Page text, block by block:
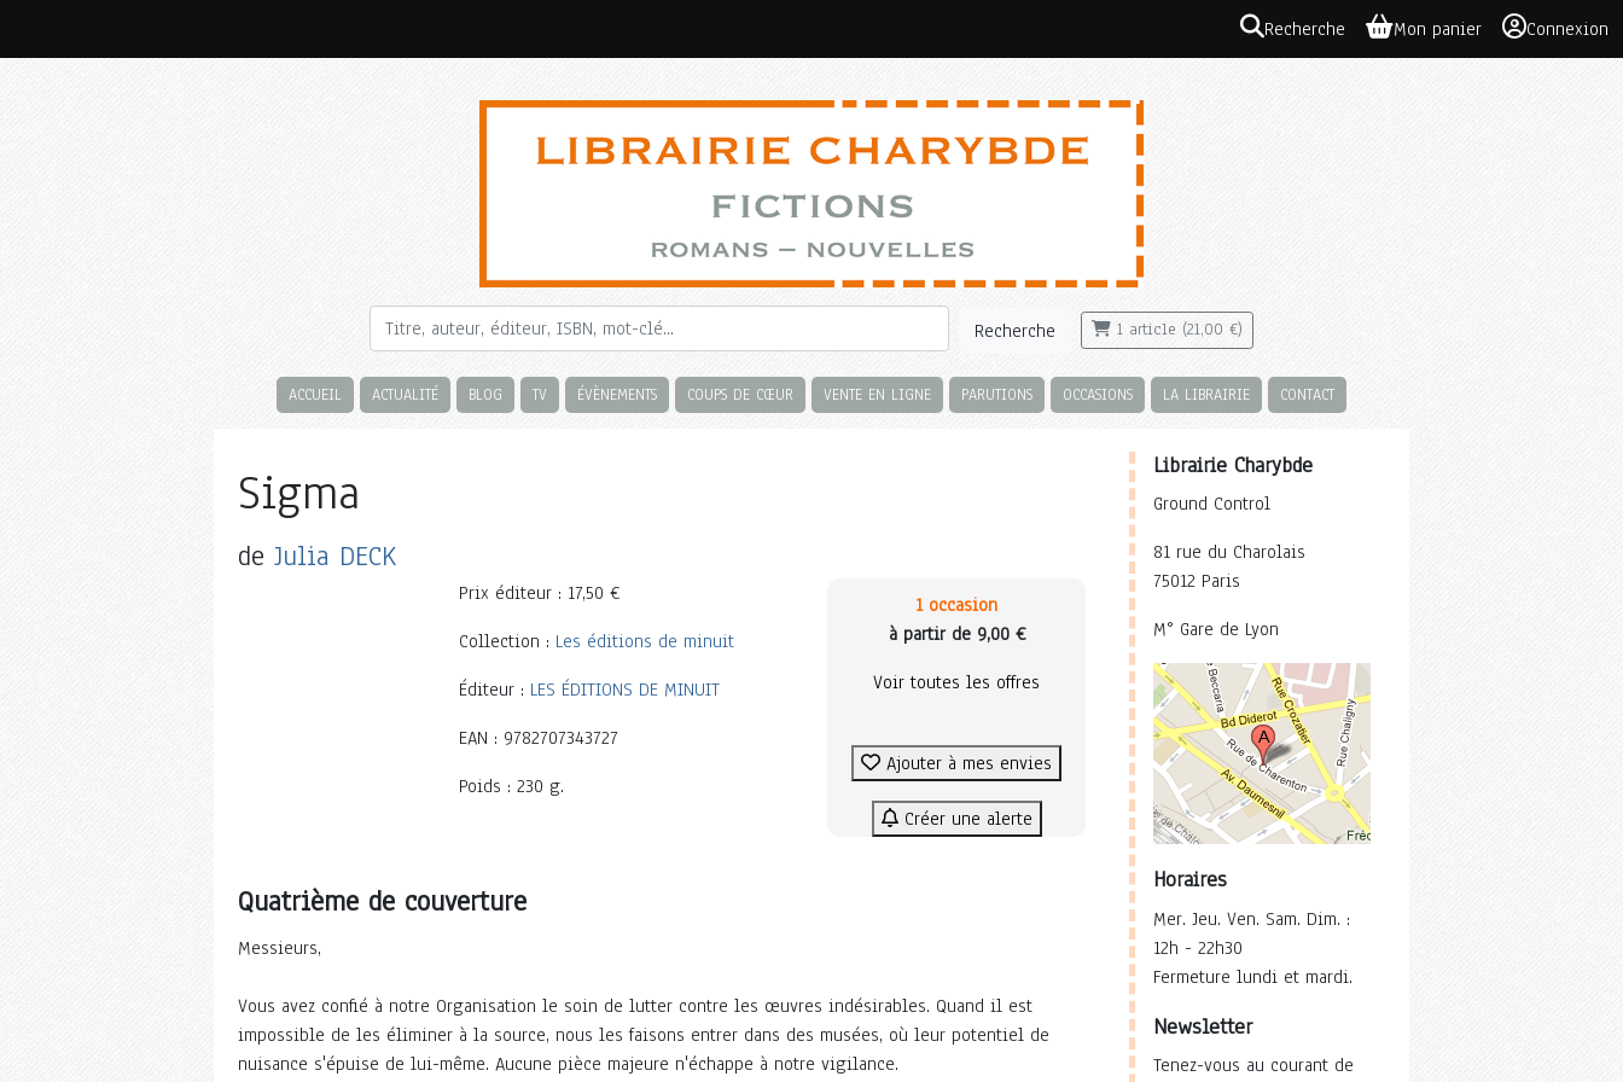
Recherche Mon panier Connexion
Recherche 1 article (21,00 €)
ACCUEIL ACTUALITÉ BLOG TV ÉVÈNEMENTS COUPS DE CŒUR VENTE EN LIGNE PARUTIONS OCCASIONS LA LIBRAIRIE CONTACT
Sigma
de Julia DECK
Prix éditeur : 17,50 €
Collection : Les éditions de minuit
Éditeur : LES ÉDITIONS DE MINUIT
EAN : 9782707343727
Poids : 230 g.
1 occasion
à partir de 9,00 €
Voir toutes les offres
Ajouter à mes envies
Créer une alerte
Quatrième de couverture
Messieurs,
Vous avez confié à notre Organisation le soin de lutter contre les œuvres indésirables. Quand il est
impossible de les éliminer à la source, nous les faisons entrer dans des musées, où leur potentiel de
nuisance s'épuise de lui-même. Aucune pièce majeure n'échappe à notre vigilance.
Librairie Charybde
Ground Control
81 rue du Charolais
75012 Paris
M° Gare de Lyon
Horaires
Mer. Jeu. Ven. Sam. Dim. :
12h - 22h30
Fermeture lundi et mardi.
Newsletter
Tenez-vous au courant de